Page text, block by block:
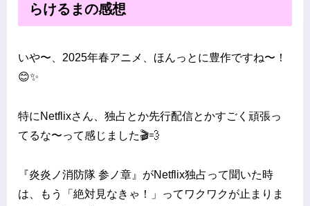
らけるまの感想
いや〜、2025年春アニメ、ほんっとに豊作ですね〜！
😊✨
特にNetflixさん、独占とか先行配信とかすごく頑張っ
てるな〜って感じました🎬💨
『炎炎ノ消防隊 参ノ章』がNetflix独占って聞いた時
は、もう「絶対見なきゃ！」ってワクワクが止まりま